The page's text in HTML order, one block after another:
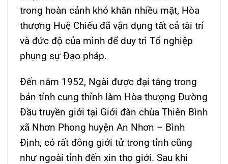
trong hoàn cảnh khó khăn nhiều mặt, Hòa
thượng Huệ Chiếu đã vận dụng tất cả tài trí
và đức độ của mình để duy trì Tổ nghiệp
phụng sự Đạo pháp.
Đến năm 1952, Ngài được đại tăng trong
bản tỉnh cung thỉnh làm Hòa thượng Đường
Đầu truyền giới tại Giới đàn chùa Thiên Bình
xã Nhơn Phong huyện An Nhơn – Bình
Định, có rất đông giới tử trong tỉnh cũng
như ngoài tỉnh đến xin thọ giới. Sau khi